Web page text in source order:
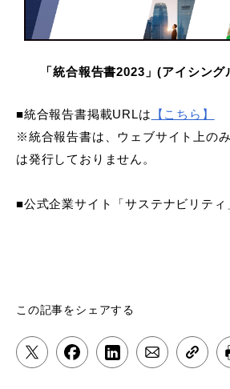
「統合報告書2023 」(アイシン
■統合報告書掲載URLは 【こちら】
※統合報告書は、ウェブサイト上の
は発行しておりません。
■公式企業サイト「サステナビリティ
この記事をシェアする